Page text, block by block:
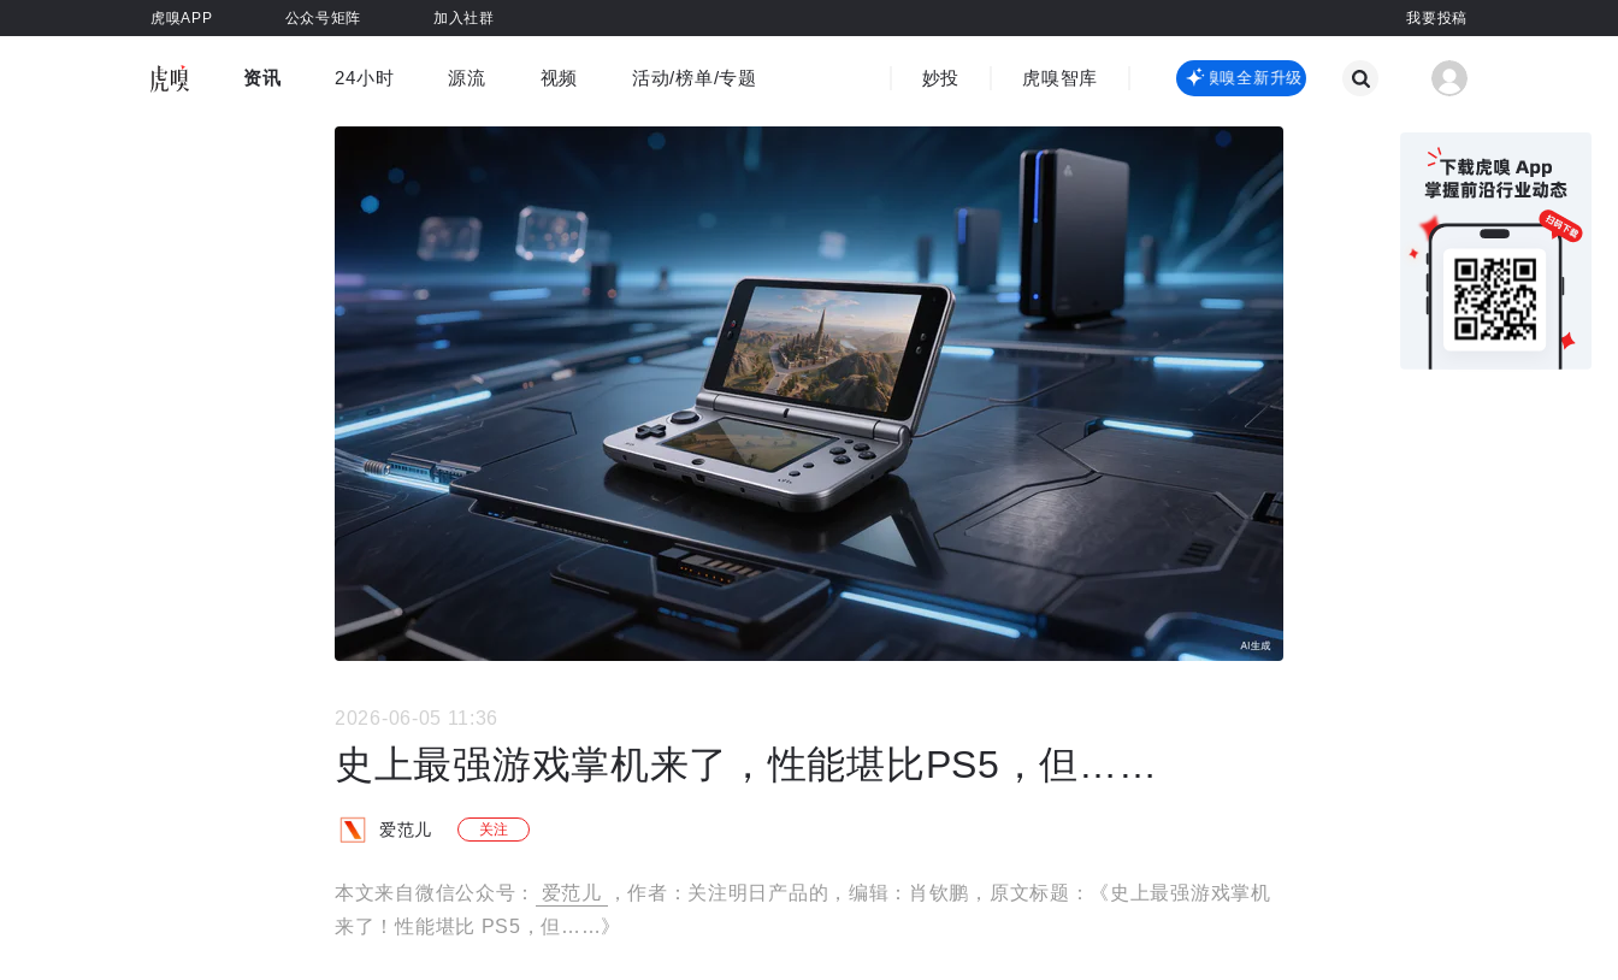
虎嗅APP 公众号矩阵 加入社群 我要投稿
资讯
车与出行 商业消费 社会文化 金融财经 出海
国际热点
健康 其他
24小时 源流 视频
视频精选
活动/榜单/专题 妙投 虎嗅智库 虎嗅嗅全新升级 虎嗅嗅全新升级
2026-06-05 11:36
史上最强游戏掌机来了，性能堪比PS5，但……
爱范儿 关注
本文来自微信公众号： 爱范儿
，作者：关注明日产品的，编辑：肖钦鹏，原文标题：《史上最强游戏掌机
来了！性能堪比 PS5，但……》